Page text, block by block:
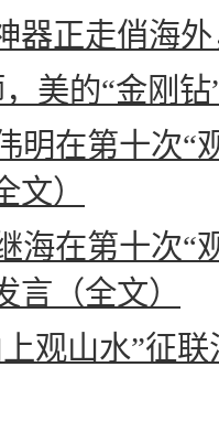
器正走俏海
美的“金刚
明在第十次“
文）
海在第十次“
言（全文）
观山水”征